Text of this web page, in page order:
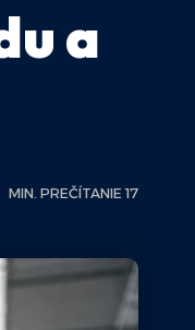
a
MIN. PREČÍTANIE 17